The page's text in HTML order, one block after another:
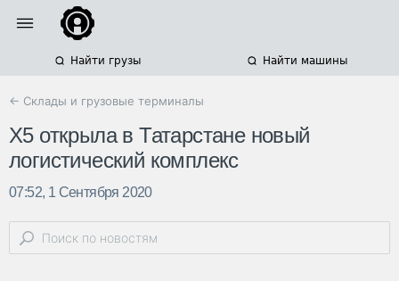
Найти грузы Найти машины
← Склады и грузовые терминалы
X5 открыла в Татарстане новый
логистический комплекс
07:52, 1 Сентября 2020